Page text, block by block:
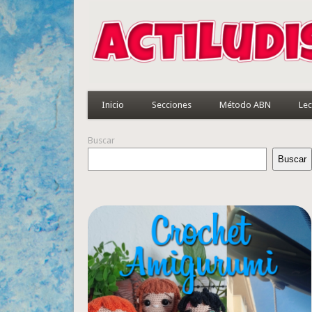
Inicio Secciones Método ABN
Buscar
Buscar